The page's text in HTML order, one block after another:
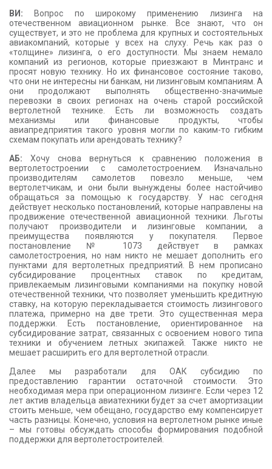
ВИ: Вопрос по широкому применению лизинга на
отечественном авиационном рынке. Все знают, что он
существует, и это не проблема для крупных и состоятельных
авиакомпаний, которые у всех на слуху. Речь как раз о
«толщине» лизинга, о его доступности. Мы знаем немало
компаний из регионов, которые приезжают в Минтранс и
просят новую технику. Но их финансовое состояние таково,
что они не интересны ни банкам, ни лизинговым компаниям. А
они продолжают выполнять общественно-значимые
перевозки в своих регионах на очень старой российской
вертолетной технике. Есть ли возможность создать
механизмы или финансовые продукты, чтобы
авиапредприятия такого уровня могли по каким-то гибким
схемам покупать или арендовать технику?
АБ: Хочу снова вернуться к сравнению положения в
вертолетостроении с самолетостроением. Изначально
производителям самолетов повезло меньше, чем
вертолетчикам, и они были вынуждены более настойчиво
обращаться за помощью к государству. У нас сегодня
действует несколько постановлений, которые направлены на
продвижение отечественной авиационной техники. Льготы
получают производители и лизинговые компании, а
преимущества появляются у покупателя. Первое
постановление № 1073 действует в рамках
самолетостроения, но нам никто не мешает дополнить его
пунктами для вертолетных предприятий. В нем прописано
субсидирование процентных ставок по кредитам,
привлекаемым лизинговыми компаниями на покупку новой
отечественной техники, что позволяет уменьшить кредитную
ставку, на которую перекладывается стоимость лизингового
платежа, примерно на две трети. Это существенная мера
поддержки. Есть постановление, ориентированное на
субсидирование затрат, связанных с освоением нового типа
техники и обучением летных экипажей. Также никто не
мешает расширить его для вертолетной отрасли.
Далее мы разработали для ОАК субсидию по
предоставлению гарантии остаточной стоимости. Это
необходимая мера при операционном лизинге. Если через 12
лет актив владельца авиатехники будет за счет амортизации
стоить меньше, чем обещано, государство ему компенсирует
часть разницы. Конечно, условия на вертолетном рынке иные
– мы готовы обсуждать способы формирования подобной
поддержки для вертолетостроителей.